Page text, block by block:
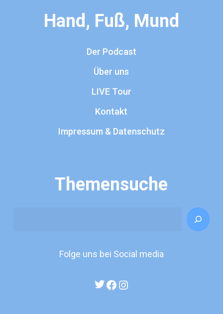
Hand, Fuß, Mund
Der Podcast
Über uns
LIVE Tour
Kontakt
Impressum & Datenschutz
Themensuche
Folge uns bei Social media
Twitter
Facebook